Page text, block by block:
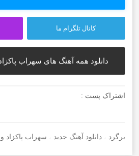
کانال تلگرام ما
دانلود همه آهنگ های سهراب
اشتراک پست :
برگرد ،دانلود آهنگ جدید ، سهراب پاکزاد